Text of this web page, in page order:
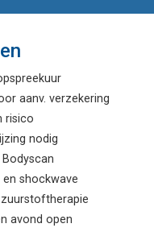
aanv. verzekering
risico
nodig
Bodyscan
enshockwave
zuurstoftherapie
avond open